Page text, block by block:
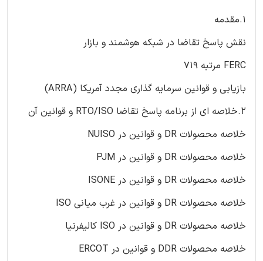
1.مقدمه
نقش پاسخ تقاضا در شبکه هوشمند و بازار
FERC مرتبه 719
بازیابی و قوانین سرمایه گذاری مجدد آمریکا (ARRA)
2.خلاصه ای از برنامه پاسخ تقاضا RTO/ISO و قوانین آن
خلاصه محصولات DR و قوانین در NUISO
خلاصه محصولات DR و قوانین در PJM
خلاصه محصولات DR و قوانین در ISONE
خلاصه محصولات DR و قوانین در غرب میانی ISO
خلاصه محصولات DR و قوانین در ISO کالیفرنیا
خلاصه محصولات DDR و قوانین در ERCOT